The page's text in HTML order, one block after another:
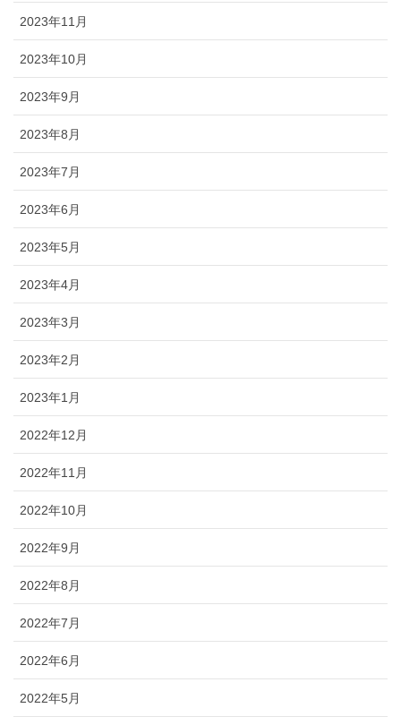
2023年11月
2023年10月
2023年9月
2023年8月
2023年7月
2023年6月
2023年5月
2023年4月
2023年3月
2023年2月
2023年1月
2022年12月
2022年11月
2022年10月
2022年9月
2022年8月
2022年7月
2022年6月
2022年5月